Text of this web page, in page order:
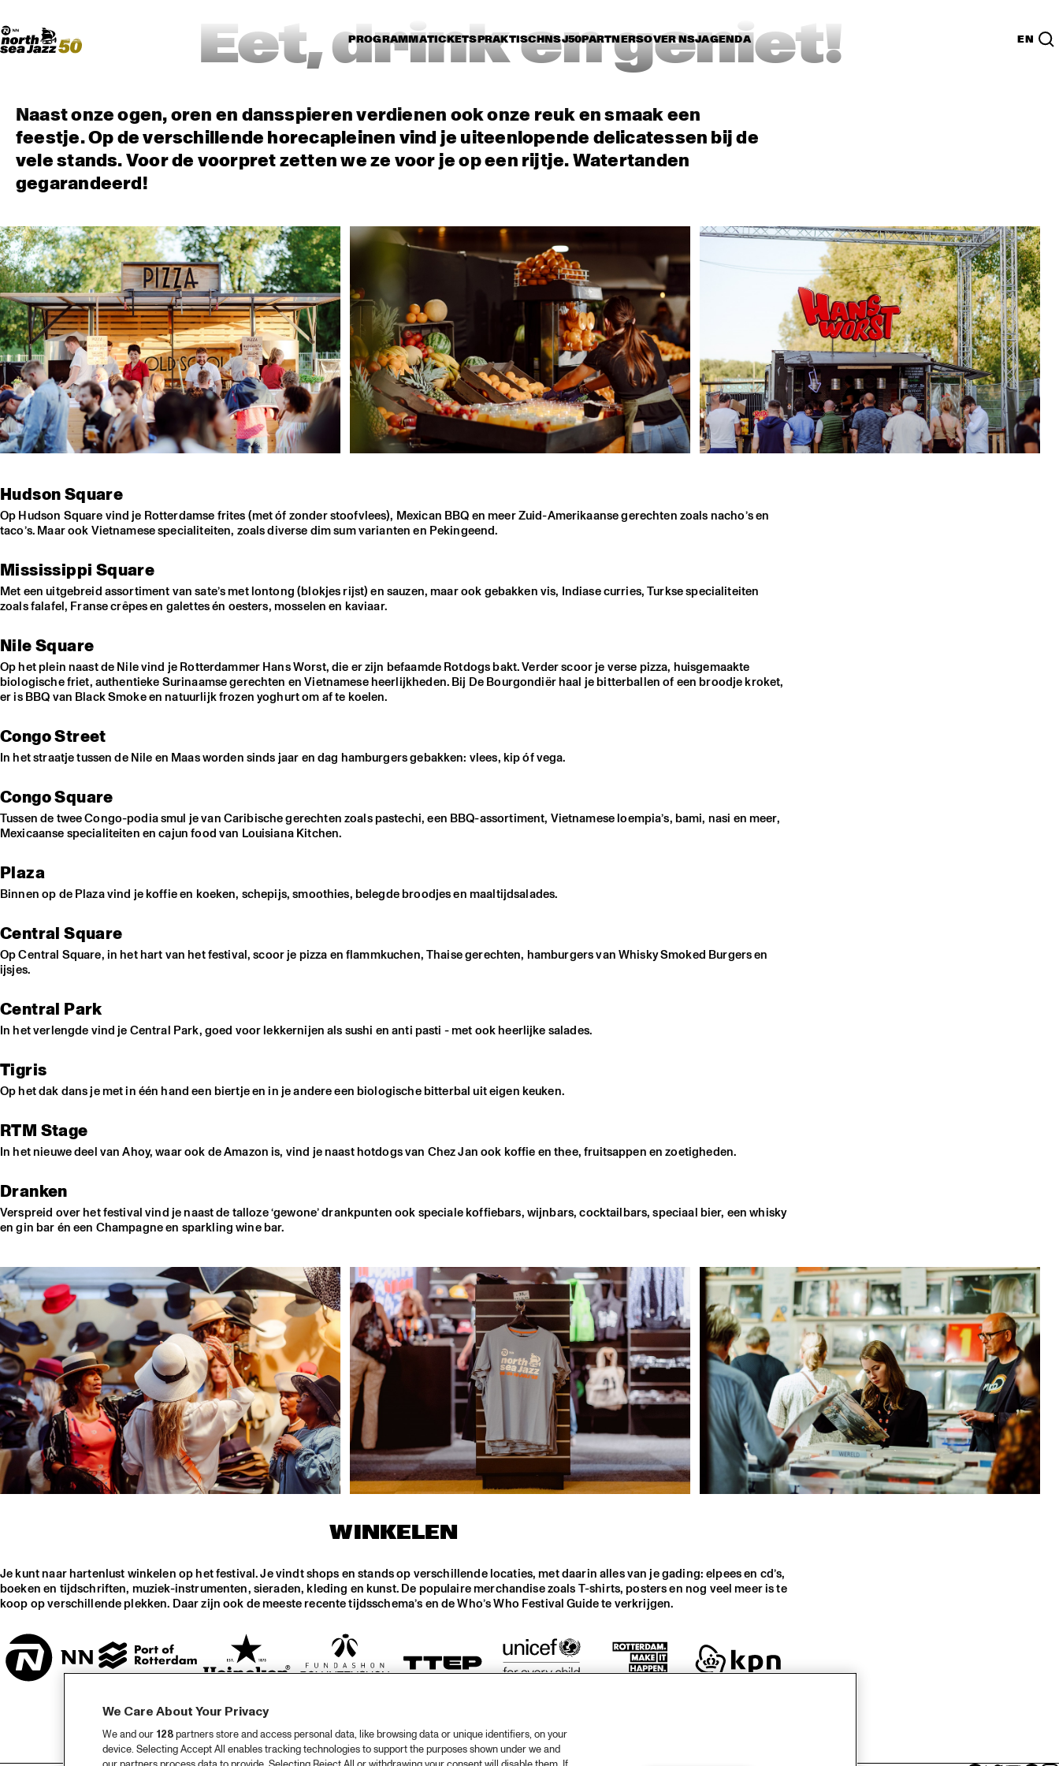
PROGRAMMATICKETSPRAKTISCHNSJ50PARTNERSOVER NSJAGENDA EN
Boogieball
North Sea Round TownEet, drink en geniet!
Naast onze ogen, oren en dansspieren verdienen ook onze reuk en smaak een
feestje. Op de verschillende horecapleinen vind je uiteenlopende delicatessen bij de
vele stands. Voor de voorpret zetten we ze voor je op een rijtje. Watertanden
gegarandeerd!
Hudson Square
Op Hudson Square vind je Rotterdamse frites (met óf zonder stoofvlees), Mexican BBQ en meer Zuid-Amerikaanse gerechten zoals nacho’s en
taco’s. Maar ook Vietnamese specialiteiten, zoals diverse dim sum varianten en Pekingeend.
Mississippi Square
Met een uitgebreid assortiment van sate’s met lontong (blokjes rijst) en sauzen, maar ook gebakken vis, Indiase curries, Turkse specialiteiten
zoals falafel, Franse crêpes en galettes én oesters, mosselen en kaviaar.
Nile Square
Op het plein naast de Nile vind je Rotterdammer Hans Worst, die er zijn befaamde Rotdogs bakt. Verder scoor je verse pizza, huisgemaakte
biologische friet, authentieke Surinaamse gerechten en Vietnamese heerlijkheden. Bij De Bourgondiër haal je bitterballen of een broodje kroket,
er is BBQ van Black Smoke en natuurlijk frozen yoghurt om af te koelen.
Congo Street
In het straatje tussen de Nile en Maas worden sinds jaar en dag hamburgers gebakken: vlees, kip óf vega.
Congo Square
Tussen de twee Congo-podia smul je van Caribische gerechten zoals pastechi, een BBQ-assortiment, Vietnamese loempia’s, bami, nasi en meer,
Mexicaanse specialiteiten en cajun food van Louisiana Kitchen.
Plaza
Binnen op de Plaza vind je koffie en koeken, schepijs, smoothies, belegde broodjes en maaltijdsalades.
Central Square
Op Central Square, in het hart van het festival, scoor je pizza en flammkuchen, Thaise gerechten, hamburgers van Whisky Smoked Burgers en
ijsjes.
Central Park
In het verlengde vind je Central Park, goed voor lekkernijen als sushi en anti pasti - met ook heerlijke salades.
Tigris
Op het dak dans je met in één hand een biertje en in je andere een biologische bitterbal uit eigen keuken.
RTM Stage
In het nieuwe deel van Ahoy, waar ook de Amazon is, vind je naast hotdogs van Chez Jan ook koffie en thee, fruitsappen en zoetigheden.
Dranken
Verspreid over het festival vind je naast de talloze ‘gewone’ drankpunten ook speciale koffiebars, wijnbars, cocktailbars, speciaal bier, een whisky
en gin bar én een Champagne en sparkling wine bar.
WINKELEN
Je kunt naar hartenlust winkelen op het festival. Je vindt shops en stands op verschillende locaties, met daarin alles van je gading: elpees en cd’s,
boeken en tijdschriften, muziek-instrumenten, sieraden, kleding en kunst. De populaire merchandise zoals T-shirts, posters en nog veel meer is te
koop op verschillende plekken. Daar zijn ook de meeste recente tijdsschema’s en de Who’s Who Festival Guide te verkrijgen.
We Care About Your Privacy
We and our 128partners store and access personal data, like browsing data or unique identifiers, on your
device. Selecting Accept All enables tracking technologies to support the purposes shown under we and